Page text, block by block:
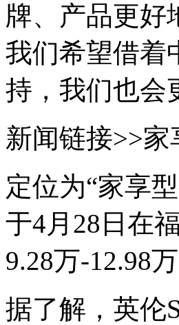
牌、产品更好
我们希望借着
持，我们也会
新闻链接>>家
定位为“家享
于4月28日在
9.28万-12.98万
据了解，英伦